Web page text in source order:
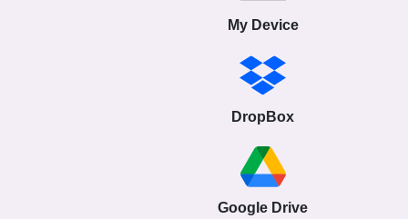
My Device
DropBox
Google Drive